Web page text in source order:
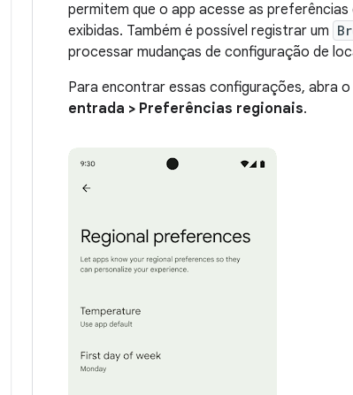
permitem que o app acesse as
exibidas. Também é possível registrar um
processar mudanças de configuração de
Para encontrar essas configurações, abra
entrada > Preferências regionais.